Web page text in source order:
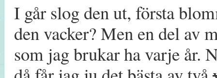
I går slog den ut, första
den vacker? Men en del av
som jag brukar ha varje år.